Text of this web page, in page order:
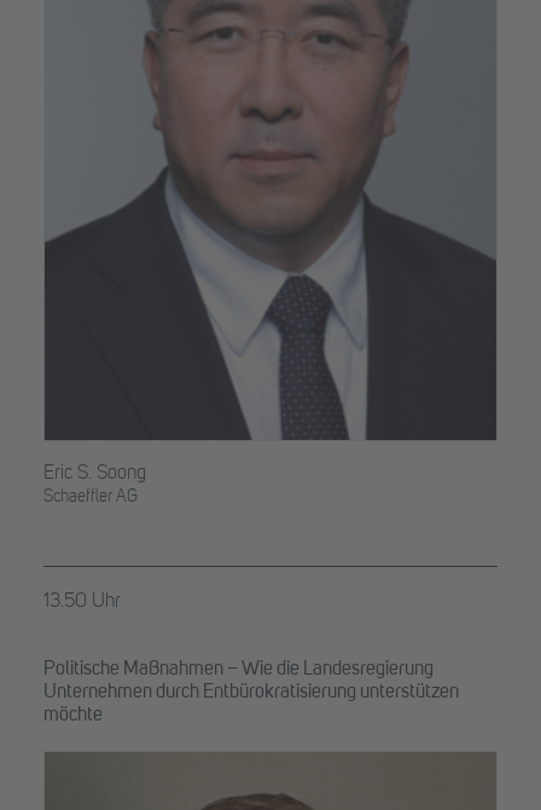
Eric S. Soong
Schaeffler AG
13.50 Uhr
Politische Maßnahmen – Wie die Landesregierung
Unternehmen durch Entbürokratisierung unterstützen
möchte